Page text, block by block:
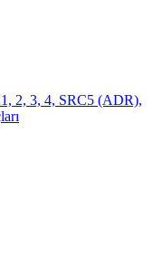
2, 3, 4, SRC5 (ADR),